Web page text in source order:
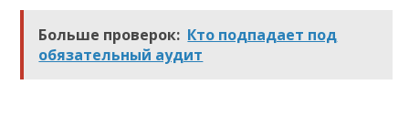
Больше проверок: Кто подпадает под
обязательный аудит